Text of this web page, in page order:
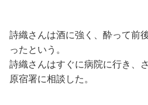
詩織さんは酒に強く、酔って前
ったという。
詩織さんはすぐに病院に行き、
原宿署に相談した。